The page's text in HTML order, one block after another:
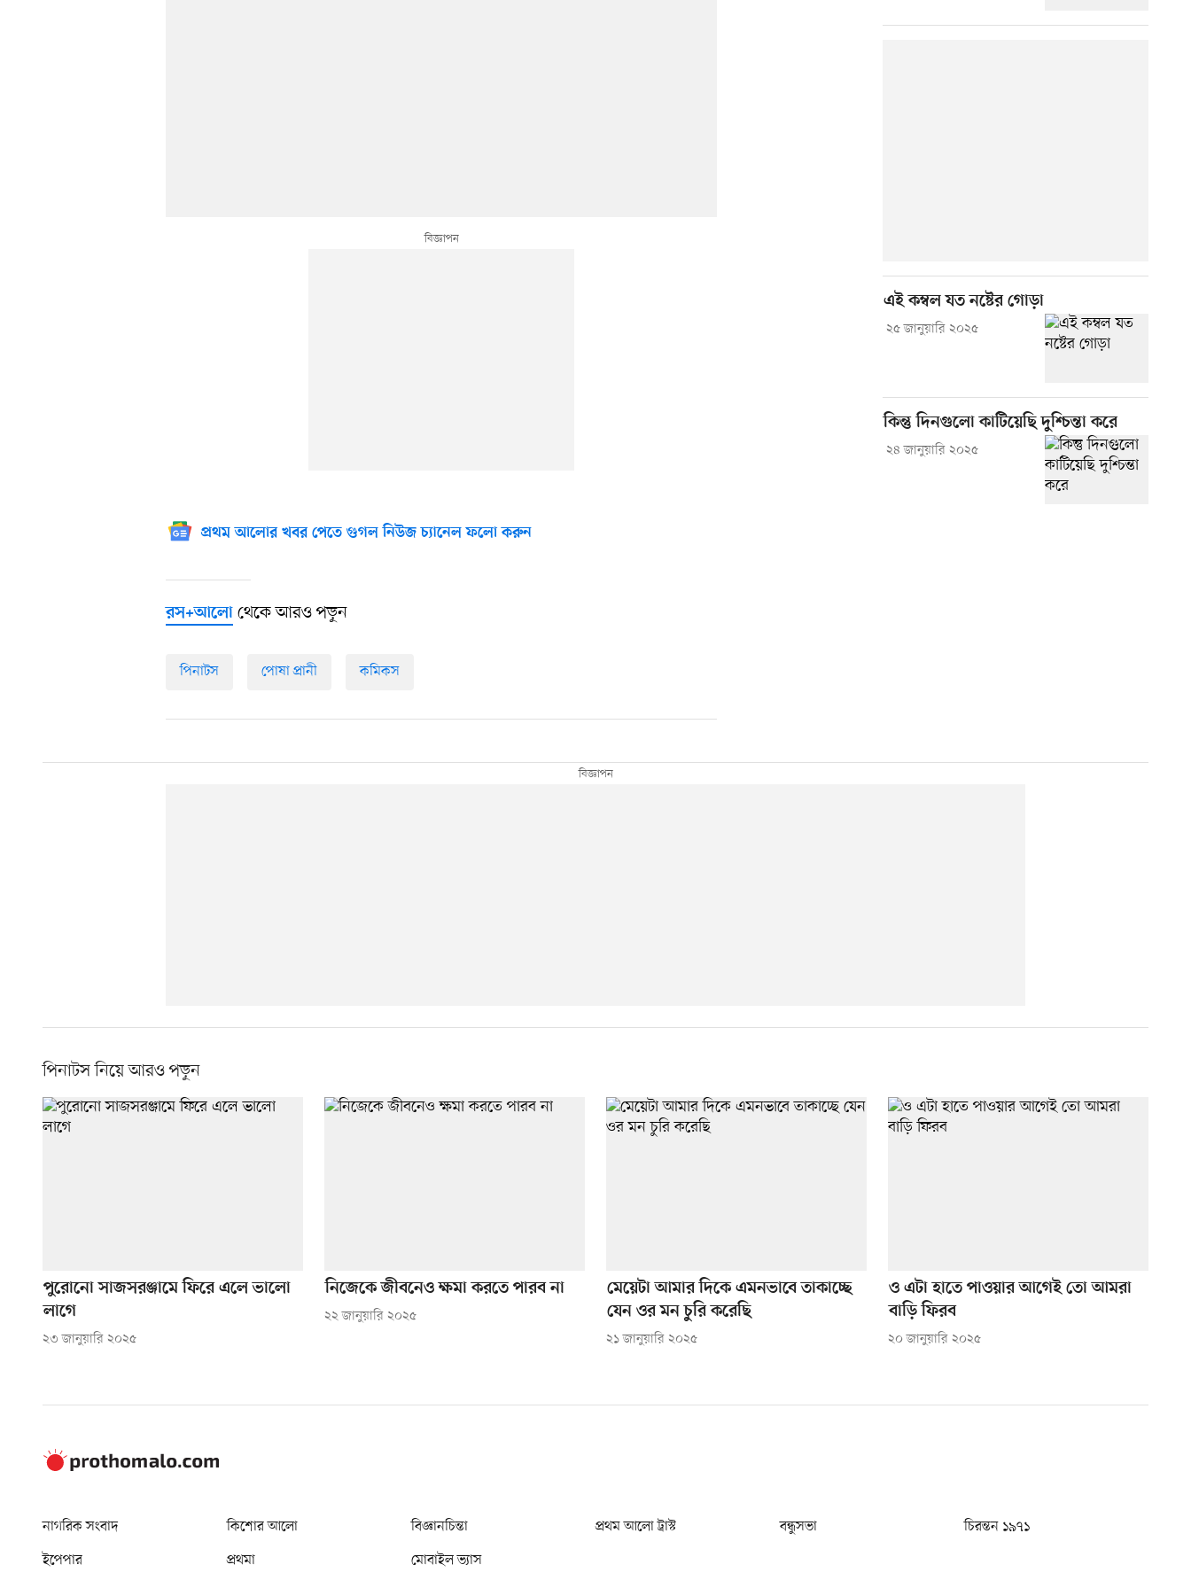
প্রথম আলোর খবর পেতে গুগল নিউজ চ্যানেল ফলো করুন
রস+আলো থেকে আরও পড়ুন
পিনাটস পোষা প্রানী কমিকস
এই কম্বল যত নষ্টের গোড়া
২৫ জানুয়ারি ২০২৫
কিন্তু দিনগুলো কাটিয়েছি দুশ্চিন্তা করে
২৪ জানুয়ারি ২০২৫
পিনাটস নিয়ে আরও পড়ুন
পুরোনো সাজসরঞ্জামে ফিরে এলে ভালো
লাগে
২৩ জানুয়ারি ২০২৫
নিজেকে জীবনেও ক্ষমা করতে পারব না
২২ জানুয়ারি ২০২৫
মেয়েটা আমার দিকে এমনভাবে তাকাচ্ছে
যেন ওর মন চুরি করেছি
২১ জানুয়ারি ২০২৫
ও এটা হাতে পাওয়ার আগেই তো আমরা
বাড়ি ফিরব
২০ জানুয়ারি ২০২৫
নাগরিক সংবাদ কিশোর আলো বিজ্ঞানচিন্তা প্রথম আলো ট্রাস্ট বন্ধুসভা
চিরন্তন ১৯৭১
ইপেপার
প্রথমা মোবাইল ভ্যাস